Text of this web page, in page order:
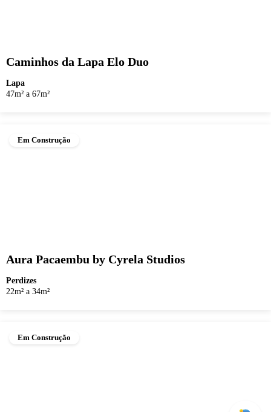
Caminhos da Lapa Elo Duo
Lapa
47m² a 67m²
Em Construção
Aura Pacaembu by Cyrela Studios
Perdizes
22m² a 34m²
Em Construção